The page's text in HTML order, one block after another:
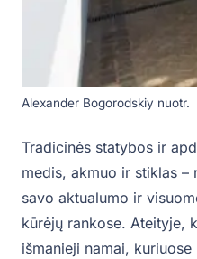
Alexander Bogorodskiy nuotr.
Tradicinės statybos ir
medis, akmuo ir stiklas –
savo aktualumo ir
kūrėjų rankose. Ateityje,
išmanieji namai,